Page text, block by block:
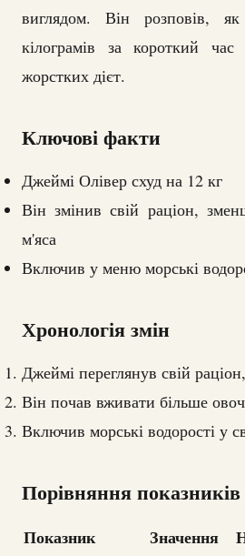
виглядом. Він розповів,
кілограмів за короткий
жорстких дієт.
Ключові факти
Джеймі Олівер схуд на 12 кг
Він змінив свій раціон,
м'яса
Включив у меню морські
Хронологія змін
Джеймі переглянув свій
Він почав вживати більше
Включив морські водорості у
Порівняння показників
Показник Значення